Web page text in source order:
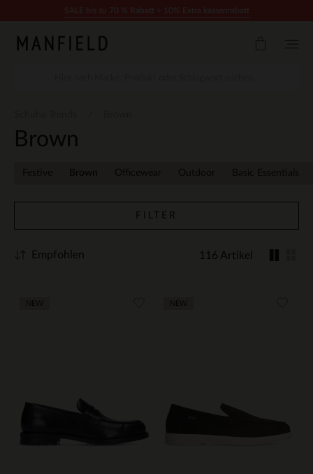
Brown
Festive Brown Officewear Outdoor Basic Essentials
FILTER
116 Artikel
Empfohlen